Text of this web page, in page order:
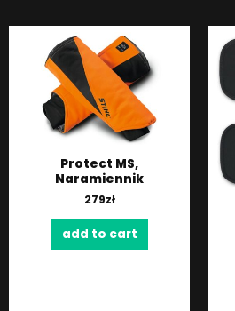
Protect MS,
Naramiennik
279zł
add to cart